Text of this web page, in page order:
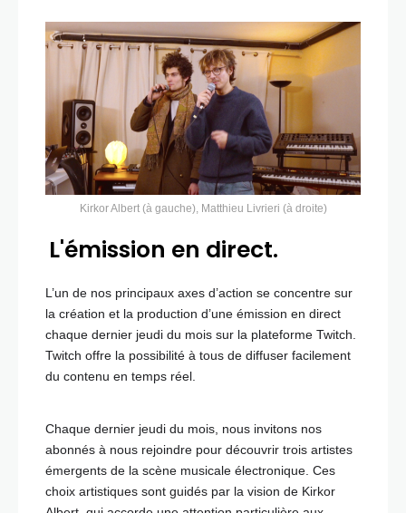
Kirkor Albert (à gauche), Matthieu Livrieri (à droite)
L'émission en direct.
L’un de nos principaux axes d’action se concentre sur
la création et la production d’une émission en direct
chaque dernier jeudi du mois sur la plateforme Twitch.
Twitch offre la possibilité à tous de diffuser facilement
du contenu en temps réel.
Chaque dernier jeudi du mois, nous invitons nos
abonnés à nous rejoindre pour découvrir trois artistes
émergents de la scène musicale électronique. Ces
choix artistiques sont guidés par la vision de Kirkor